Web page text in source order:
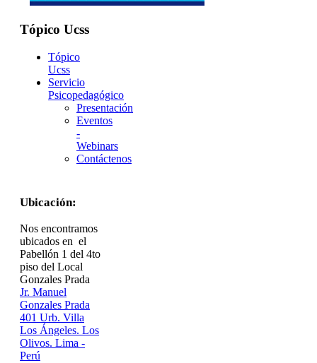
Tópico Ucss
Tópico
Ucss
Servicio
Psicopedagógico
Presentación
Eventos
-
Webinars
Contáctenos
Ubicación:
Nos encontramos
ubicados en el
Pabellón 1 del 4to
piso del Local
Gonzales Prada
Jr. Manuel
Gonzales Prada
401 Urb. Villa
Los Ángeles. Los
Olivos. Lima -
Perú